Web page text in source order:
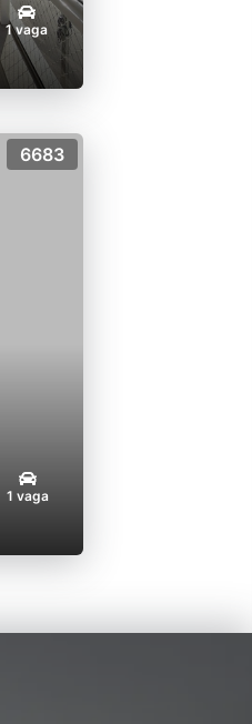
1 vaga
6683
1 vaga